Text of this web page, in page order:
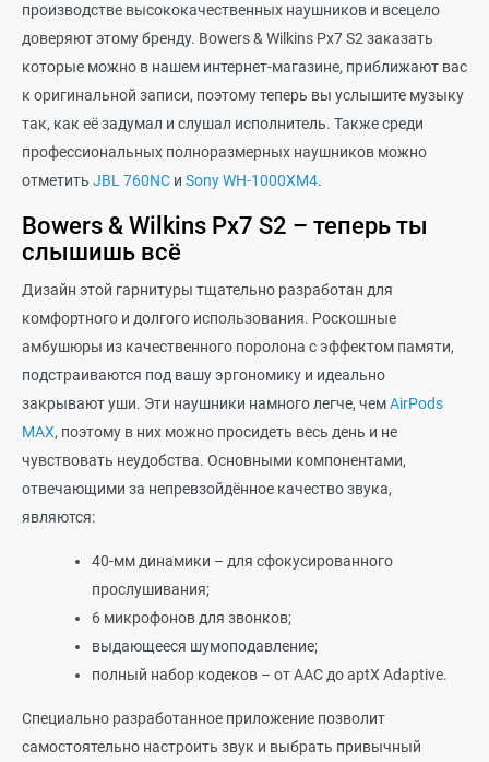
производстве высококачественных наушников и всецело
доверяют этому бренду. Bowers & Wilkins Px7 S2 заказать
которые можно в нашем интернет-магазине, приближают вас
к оригинальной записи, поэтому теперь вы услышите музыку
так, как её задумал и слушал исполнитель. Также среди
профессиональных полноразмерных наушников можно
отметить JBL 760NC и Sony WH-1000XM4.
Bowers & Wilkins Px7 S2 – теперь ты
слышишь всё
Дизайн этой гарнитуры тщательно разработан для
комфортного и долгого использования. Роскошные
амбушюры из качественного поролона с эффектом памяти,
подстраиваются под вашу эргономику и идеально
закрывают уши. Эти наушники намного легче, чемAirPods
MAX, поэтому в них можно просидеть весь день и не
чувствовать неудобства. Основными компонентами,
отвечающими за непревзойдённое качество звука,
являются:
40-мм динамики – для сфокусированного
прослушивания;
6 микрофонов для звонков;
выдающееся шумоподавление;
полный набор кодеков – от AAC до aptX Adaptive.
Специально разработанное приложение позволит
самостоятельно настроить звук и выбрать привычный